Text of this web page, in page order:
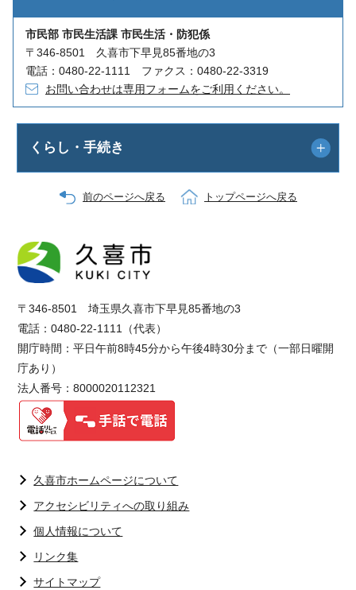
市民部 市民生活課 市民生活・防犯係
〒346-8501 久喜市下早見85番地の3
電話：0480-22-1111 ファクス：0480-22-3319
お問い合わせは専用フォームをご利用ください。
くらし・手続き
前のページへ戻る トップページへ戻る
〒346-8501 埼玉県久喜市下早見85番地の3
電話：0480-22-1111（代表）
開庁時間：平日午前8時45分から午後4時30分まで（一部日曜開
庁あり）
法人番号：8000020112321
久喜市ホームページについて
アクセシビリティへの取り組み
個人情報について
リンク集
サイトマップ